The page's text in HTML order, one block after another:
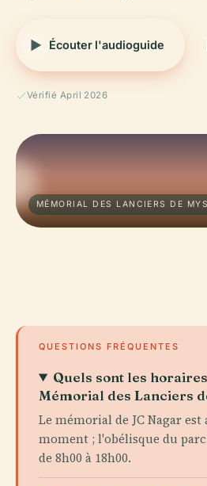
Écouter l'audioguide
Vérifié April 2026
MÉMORIAL DES LANCIERS DE
QUESTIONS FRÉQUENTES
Quels sont les
Mémorial des Lanciers
Le mémorial de JC Nagar
moment ; l'obélisque du
de 8h00 à 18h00.